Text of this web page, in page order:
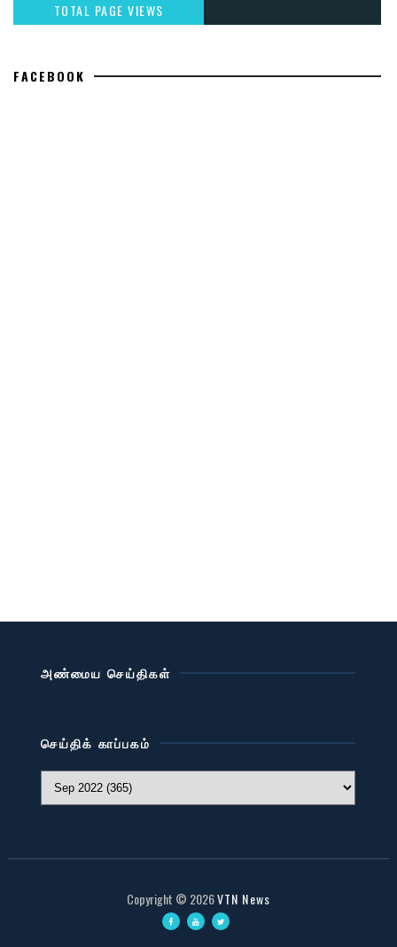
TOTAL PAGE VIEWS
FACEBOOK
அண்மைய செய்திகள்
செய்திக் காப்பகம்
Copyright © 2026VTN News